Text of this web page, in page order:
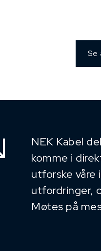
Se
NEK Kabel
komme i
utforske våre
utfordringer,
Møtes på